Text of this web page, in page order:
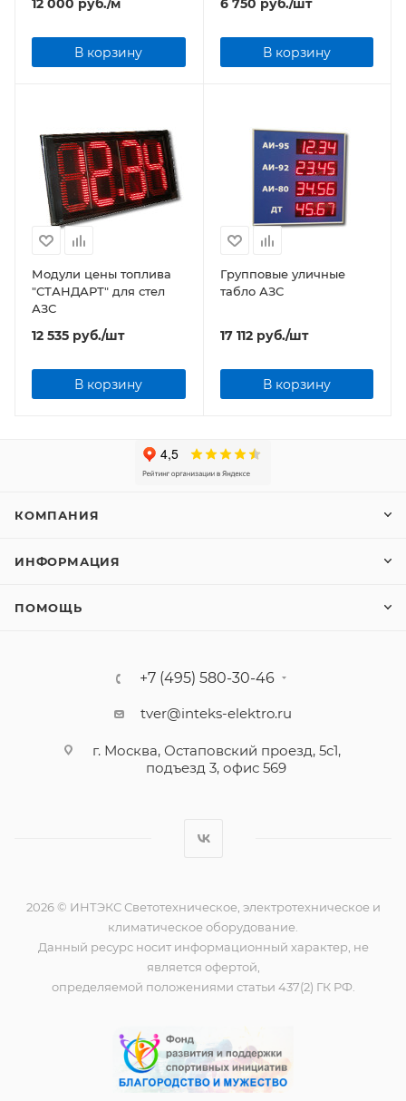
В корзину В корзину
Модули цены топлива
"СТАНДАРТ" для стел
АЗС
12 535 руб./шт
В корзину
Групповые уличные
табло АЗС
17 112руб./шт
В корзину
КОМПАНИЯ
ИНФОРМАЦИЯ
ПОМОЩЬ
+7 (495) 580-30-46
tver@inteks-elektro.ru
г. Москва, Остаповский проезд, 5с1,
подъезд 3, офис 569
2026 © ИНТЭКС Светотехническое, электротехническое и
климатическое оборудование.
Данный ресурс носит информационный характер, не
является офертой,
определяемой положениями статьи 437(2) ГК РФ.